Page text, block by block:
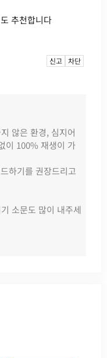
추천합니다
신고 차단
않은 환경, 심지어
이 100% 재생이 가
하기를 권장드리고
소문도 많이 내주세